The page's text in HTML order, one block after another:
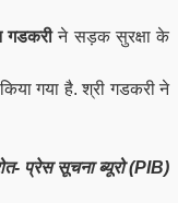
गडकरीने सड़क सुरक्षा के
गया है. श्री गडकरी ने
प्रेस सूचना ब्यूरो (PIB)